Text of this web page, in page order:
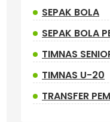
SEPAK BOLA
SEPAK BOLA
TIMNAS
TIMNAS U-20
TRANSFER